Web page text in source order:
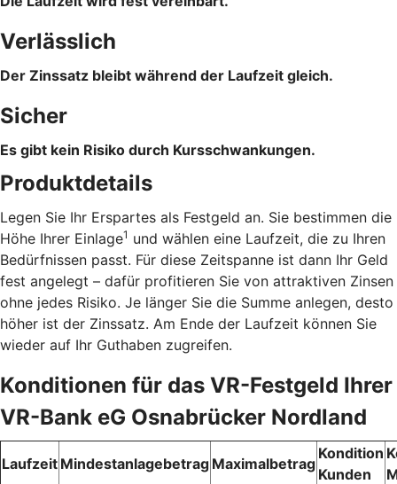
Verlässlich
Der Zinssatz bleibt während der Laufzeit gleich.
Sicher
Es gibt kein Risiko durch Kursschwankungen.
Produktdetails
Legen Sie Ihr Erspartes als Festgeld an. Sie bestimmen die
Höhe Ihrer Einlage1 und wählen eine Laufzeit, die zu Ihren
Bedürfnissen passt. Für diese Zeitspanne ist dann Ihr Geld
fest angelegt – dafür profitieren Sie von attraktiven Zinsen
ohne jedes Risiko. Je länger Sie die Summe anlegen, desto
höher ist der Zinssatz. Am Ende der Laufzeit können Sie
wieder auf Ihr Guthaben zugreifen.
Konditionen für das VR-Festgeld Ihrer
VR-Bank eG Osnabrücker Nordland
Laufzeit Mindestanlagebetrag Maximalbetrag
Kondition
Kunden